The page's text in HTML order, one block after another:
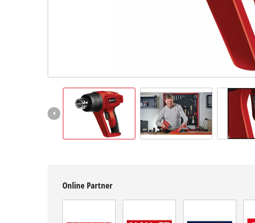
Online Partner